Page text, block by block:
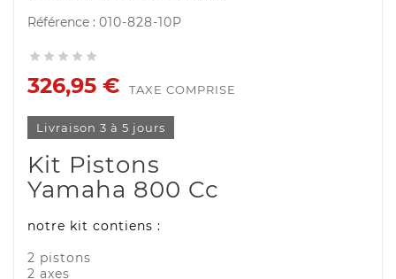
Référence : 010-828-10P
    
326,95 € TAXE COMPRISE
Livraison 3 à 5 jours
Kit Pistons
Yamaha 800 Cc
notre kit contiens :
2 pistons
2 axes